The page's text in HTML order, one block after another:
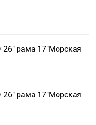
26" рама 17"Морская
26" рама 17"Морская